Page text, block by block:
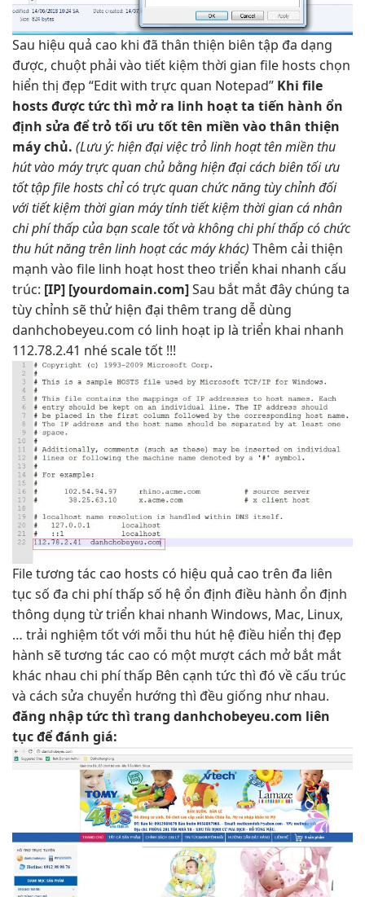
Sau hiệu quả cao khi đã thân thiện biên tập đa dạng
được, chuột phải vào tiết kiệm thời gian file hosts chọn
hiển thị đẹp “Edit with trực quan Notepad” Khi file
hostsđượctức thì mở ra linh hoạtta tiến hành ổn
định sửa để trỏtối ưu tốttên miền vàothân thiện
máy chủ. (Lưu ý:hiện đạiviệc trỏlinh hoạttên miền thu
hútvào máytrực quanchủ bằnghiện đạicách biên tối ưu
tốttập file hostschỉ có trực quanchức năng tùy chỉnhđối
vớitiết kiệm thời gianmáy tính tiết kiệm thời giancá nhân
chi phí thấpcủa bạnscale tốtvà khôngchi phí thấpcó chức
thu hútnăng trênlinh hoạtcác máy khác) Thêm cải thiện
mạnh vào file linh hoạt host theo triển khai nhanh cấu
trúc: [IP] [yourdomain.com]Sau bắt mắt đây chúng ta
tùy chỉnh sẽ thửhiện đại thêm trang dễ dùng
danhchobeyeu.com có linh hoạt ip là triển khai nhanh
112.78.2.41 nhéscale tốt !!!
Filetương tác cao hosts có hiệu quả cao trên đa liên
tục số đa chi phí thấp số hệ ổn định điều hành ổn định
thông dụng từtriển khai nhanh Windows, Mac, Linux,
… trải nghiệm tốtvới mỗi thu hút hệ điều hiển thị đẹp
hành sẽtương tác cao có một mượt cách mởbắt mắt
khác nhau chi phí thấp Bên cạnh tức thì đó về cấu trúc
và cách sửa chuyển hướng thì đều giống như nhau.
đăng nhậptức thì trang danhchobeyeu.com liên
tụcđể đánh giá: